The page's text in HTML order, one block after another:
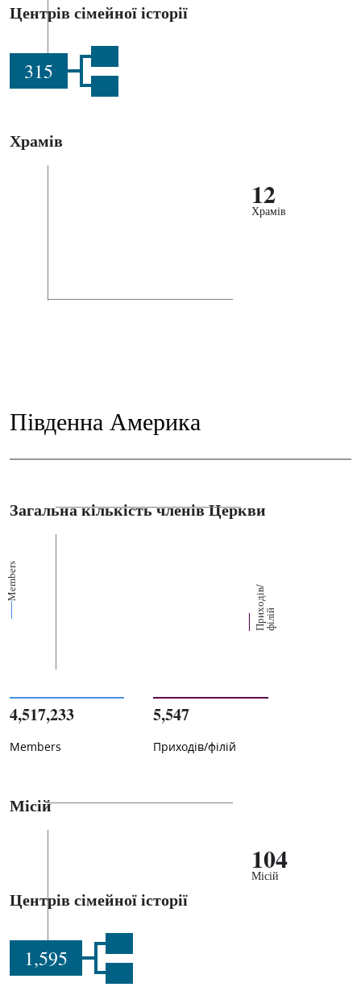
Центрів сімейної історії
315
Храмів
12
Храмів
Південна Америка
Загальна кількість членів Церкви
Members
П
р
их
о
д
і
в
/
ф
і
л
ій
4,517,233
Members
5,547
Приходів/філій
Місій
104
Місій
Центрів сімейної історії
1,595